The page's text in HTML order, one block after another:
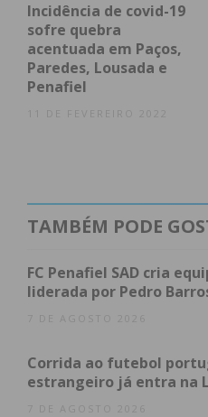
Incidência de covid-19
sofre quebra
acentuada em Paços,
Paredes, Lousada e
Penafiel
TAMBÉM PODE
FC Penafiel SAD cria
liderada por Pedro
7 DE AGOSTO 2026
Corrida ao futebol
estrangeiro já entra na
7 DE AGOSTO 2026